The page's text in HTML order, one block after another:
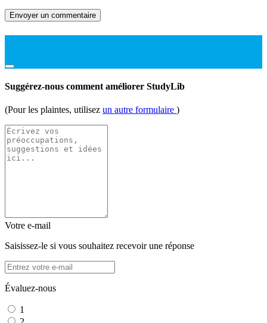
Envoyer un commentaire
Suggérez-nous comment améliorer StudyLib
(Pour les plaintes, utilisez un autre formulaire )
Votre e-mail
Saisissez-le si vous souhaitez recevoir une réponse
Évaluez-nous
1